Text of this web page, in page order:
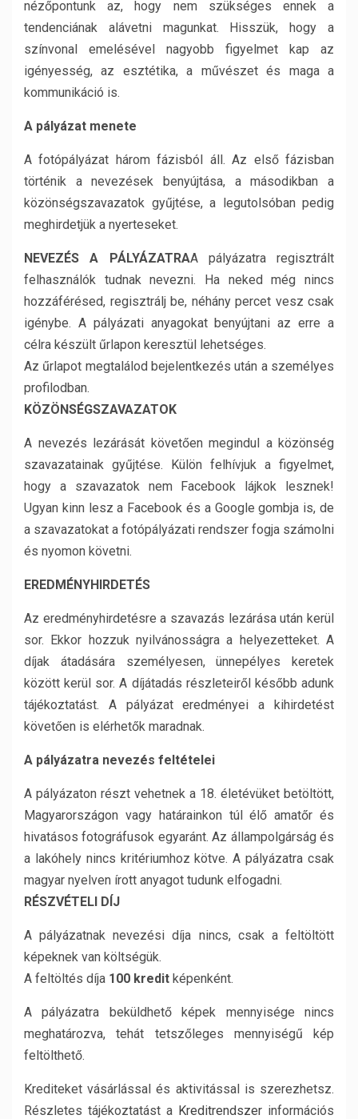
nézőpontunk az, hogy nem szükséges ennek a
tendenciának alávetni magunkat. Hisszük, hogy a
színvonal emelésével nagyobb figyelmet kap az
igényesség, az esztétika, a művészet és maga a
kommunikáció is.
A pályázat menete
A fotópályázat három fázisból áll. Az első fázisban
történik a nevezések benyújtása, a másodikban a
közönségszavazatok gyűjtése, a legutolsóban pedig
meghirdetjük a nyerteseket.
NEVEZÉS A PÁLYÁZATRAA pályázatra regisztrált
felhasználók tudnak nevezni. Ha neked még nincs
hozzáférésed, regisztrálj be, néhány percet vesz csak
igénybe. A pályázati anyagokat benyújtani az erre a
célra készült űrlapon keresztül lehetséges.
Az űrlapot megtalálod bejelentkezés után a személyes
profilodban.
KÖZÖNSÉGSZAVAZATOK
A nevezés lezárását követően megindul a közönség
szavazatainak gyűjtése. Külön felhívjuk a figyelmet,
hogy a szavazatok nem Facebook lájkok lesznek!
Ugyan kinn lesz a Facebook és a Google gombja is, de
a szavazatokat a fotópályázati rendszer fogja számolni
és nyomon követni.
EREDMÉNYHIRDETÉS
Az eredményhirdetésre a szavazás lezárása után kerül
sor. Ekkor hozzuk nyilvánosságra a helyezetteket. A
díjak átadására személyesen, ünnepélyes keretek
között kerül sor. A díjátadás részleteiről később adunk
tájékoztatást. A pályázat eredményei a kihirdetést
követően is elérhetők maradnak.
A pályázatra nevezés feltételei
A pályázaton részt vehetnek a 18. életévüket betöltött,
Magyarországon vagy határainkon túl élő amatőr és
hivatásos fotográfusok egyaránt. Az állampolgárság és
a lakóhely nincs kritériumhoz kötve. A pályázatra csak
magyar nyelven írott anyagot tudunk elfogadni.
RÉSZVÉTELI DÍJ
A pályázatnak nevezési díja nincs, csak a feltöltött
képeknek van költségük.
A feltöltés díja 100 kredit képenként.
A pályázatra beküldhető képek mennyisége nincs
meghatározva, tehát tetszőleges mennyiségű kép
feltölthető.
Krediteket vásárlással és aktivitással is szerezhetsz.
Részletes tájékoztatást a Kreditrendszer információs